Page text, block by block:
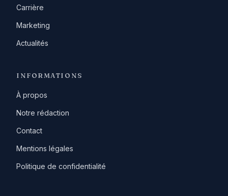
Carrière
Marketing
Actualités
INFORMATIONS
À propos
Notre rédaction
Contact
Mentions légales
Politique de confidentialité